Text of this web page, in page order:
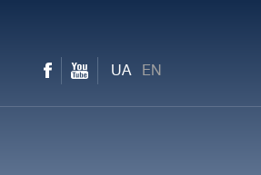
UA EN